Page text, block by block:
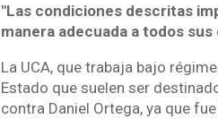
"Las condiciones descritas
manera adecuada a todos
La UCA, que trabaja bajo
Estado que suelen ser
contra Daniel Ortega, ya que